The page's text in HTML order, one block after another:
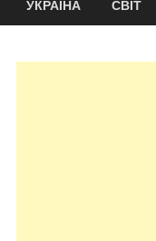
УКРАЇНА СВІТ